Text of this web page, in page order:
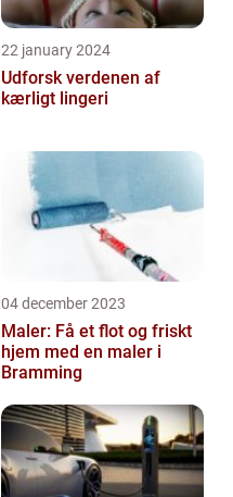
22 january 2024
Udforsk verdenen af
kærligt lingeri
04 december 2023
Maler: Få et flot og friskt
hjem med en maler i
Bramming